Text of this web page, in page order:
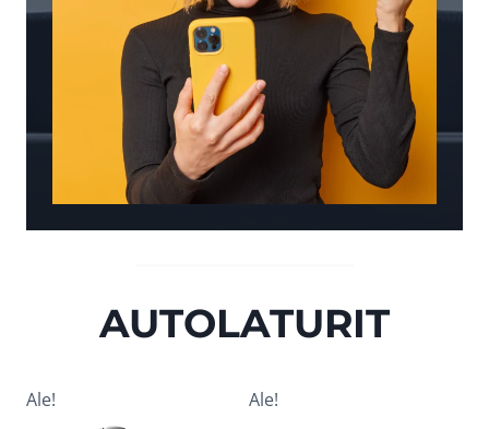
AUTOLATURIT
Ale! Ale!